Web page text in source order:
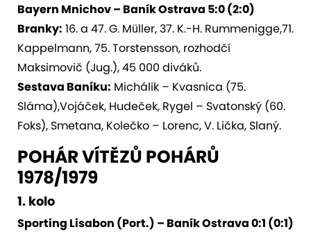
Bayern Mnichov – Baník Ostrava 5:0 (2:0)
Branky: 16. a 47. G. Müller, 37. K.-H. Rummenigge,71.
Kappelmann, 75. Torstensson, rozhodčí
Maksimovič (Jug.), 45 000 diváků.
Sestava Baníku: Michálik – Kvasnica (75.
Sláma),Vojáček, Hudeček, Rygel – Svatonský (60.
Foks), Smetana, Kolečko – Lorenc, V. Lička, Slaný.
POHÁR VÍTĚZŮ POHÁRŮ
1978/1979
1. kolo
Sporting Lisabon (Port.) – Baník Ostrava 0:1 (0:1)